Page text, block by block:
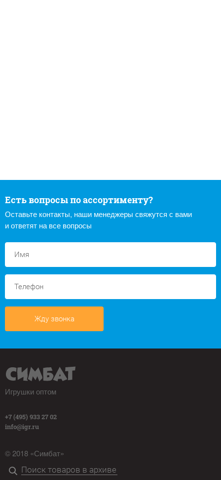
Есть вопросы по ассортименту?
Оставьте контакты, наши менеджеры свяжутся с вами
и ответят на все вопросы
Жду звонка
Игрушки оптом
+7 (495) 933 27 02
info@igr.ru
© 2018 «Симбат»